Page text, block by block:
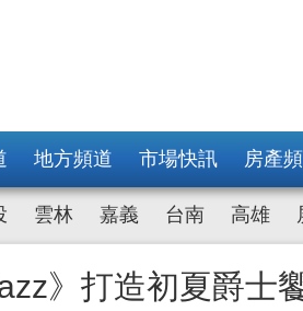
地方頻道 市場快訊 房產
雲林 嘉義 台南 高雄
》打造初夏爵士